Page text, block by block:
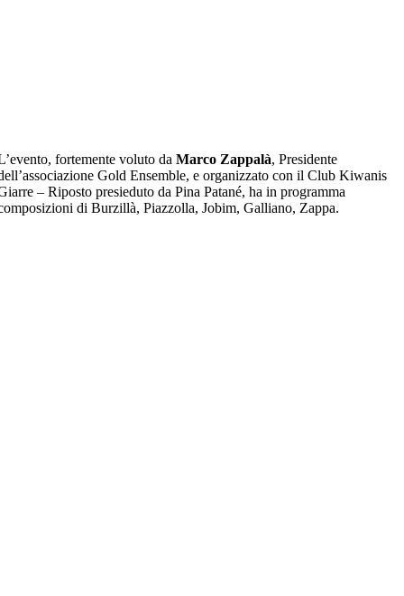
fortemente voluto daMarco Zappalà, Presidente
Gold Ensemble, e organizzato con il Club Kiwanis
– Riposto presieduto da Pina Patané, ha in programma
di Burzillà, Piazzolla, Jobim, Galliano, Zappa.